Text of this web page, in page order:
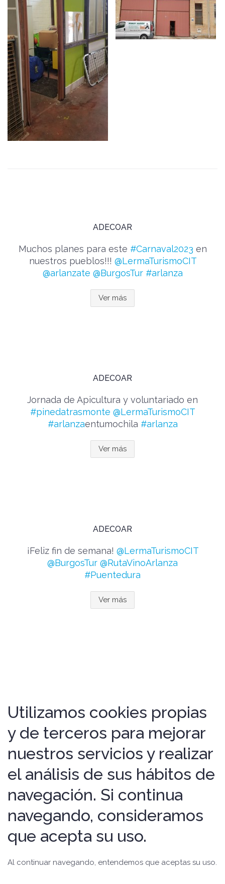
ADECOAR
Muchos planes para este #Carnaval2023 en
nuestros pueblos!!! @LermaTurismoCIT
@arlanzate @BurgosTur #arlanza
Ver más
ADECOAR
Jornada de Apicultura y voluntariado en
#pinedatrasmonte @LermaTurismoCIT
#arlanzaentumochila #arlanza
Ver más
ADECOAR
¡Feliz fin de semana! @LermaTurismoCIT
@BurgosTur @RutaVinoArlanza
#Puentedura
Ver más
Utilizamos cookies propias
y de terceros para mejorar
nuestros servicios y realizar
el análisis de sus hábitos de
navegación. Si continua
navegando, consideramos
que acepta su uso.
Al continuar navegando, entendemos que aceptas su uso.